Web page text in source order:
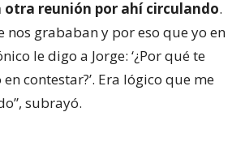
otra reunión por ahí circulando.
nos grababan y por eso que yo en
le digo a Jorge: ‘¿Por qué te
contestar?’. Era lógico que me
subrayó.